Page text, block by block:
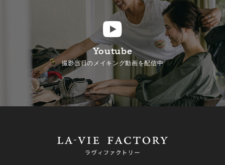
Youtube
撮影当日のメイキング動画を配信中